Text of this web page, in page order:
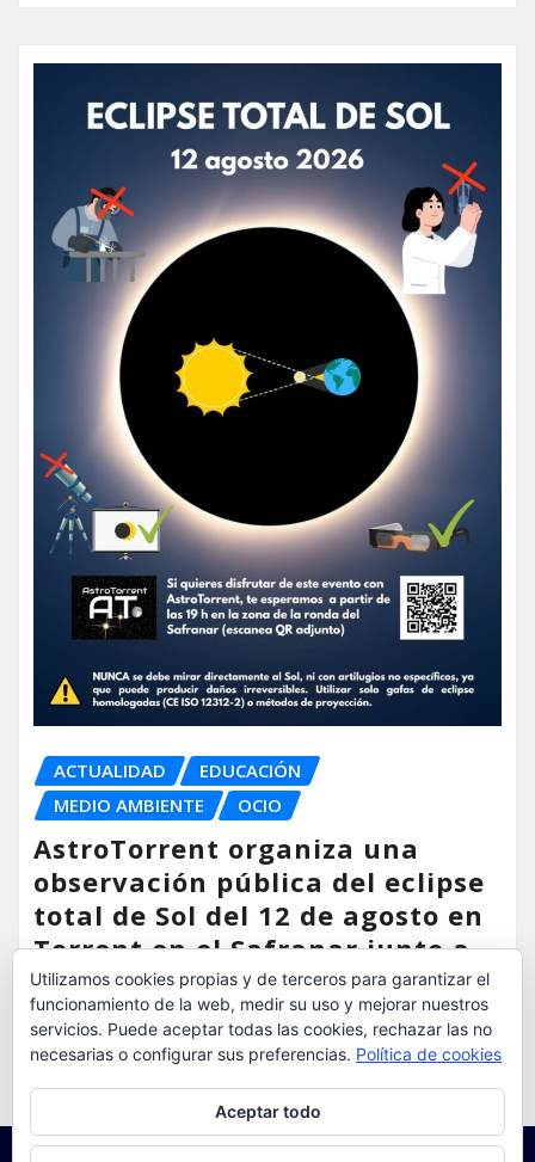
ACTUALIDAD
EDUCACIÓN
MEDIO AMBIENTE
OCIO
AstroTorrent organiza una
observación pública del eclipse
total de Sol del 12 de agosto en
Torrent en el Safranar junto a
las vías del AVE
torrent al dia Ago 5, 2026
Utilizamos cookies propias y de terceros para garantizar el
funcionamiento de la web, medir su uso y mejorar nuestros
servicios. Puede aceptar todas las cookies, rechazar las no
necesarias o configurar sus preferencias. Política de cookies
Aceptar todo